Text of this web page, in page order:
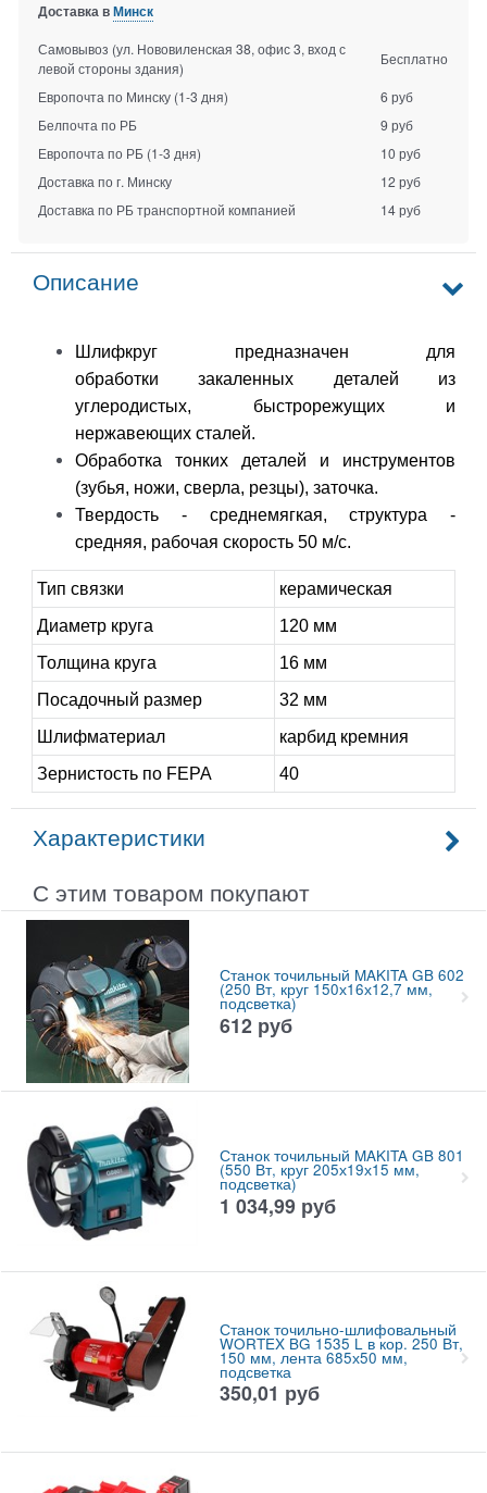
Доставка вМинск
Самовывоз (ул. Нововиленская 38, офис 3, вход с
левой стороны здания)
Бесплатно
Европочта по Минску (1-3 дня)
6 руб
Белпочта по РБ
9 руб
Европочта по РБ (1-3 дня)
10 руб
Доставка по г. Минску
12 руб
Доставка по РБ транспортной компанией
14 руб
Описание
Шлифкруг предназначен для
обработки закаленных деталей из
углеродистых, быстрорежущих и
нержавеющих сталей.
Обработка тонких деталей и инструментов
(зубья, ножи, сверла, резцы), заточка.
Твердость - среднемягкая, структура -
средняя, рабочая скорость 50 м/с.
Тип связки
керамическая
Диаметр круга
120 мм
Толщина круга
16 мм
Посадочный размер
32 мм
Шлифматериал
карбид кремния
Зернистость по FEPA
40
Характеристики
С этим товаром покупают
Станок точильный MAKITA GB 602
(250 Вт, круг 150х16х12,7 мм,
подсветка)
612 руб
Станок точильный MAKITA GB 801
(550 Вт, круг 205х19х15 мм,
подсветка)
1 034,99 руб
Станок точильно-шлифовальный
WORTEX BG 1535 L в кор. 250 Вт,
150 мм, лента 685х50 мм,
подсветка
350,01 руб